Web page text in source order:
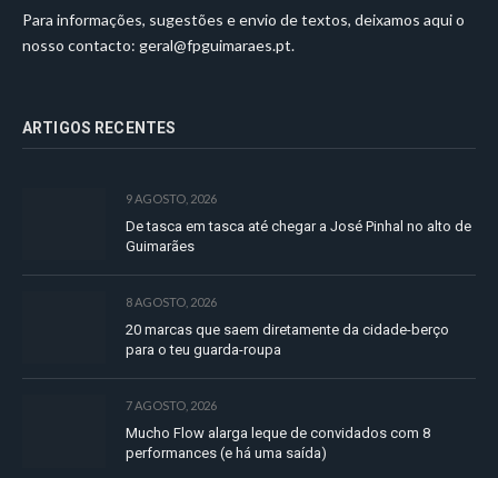
Para informações, sugestões e envio de textos, deixamos aqui o
nosso contacto: geral@fpguimaraes.pt.
ARTIGOS RECENTES
9 AGOSTO, 2026
De tasca em tasca até chegar a José Pinhal no alto de
Guimarães
8 AGOSTO, 2026
20 marcas que saem diretamente da cidade-berço
para o teu guarda-roupa
7 AGOSTO, 2026
Mucho Flow alarga leque de convidados com 8
performances (e há uma saída)